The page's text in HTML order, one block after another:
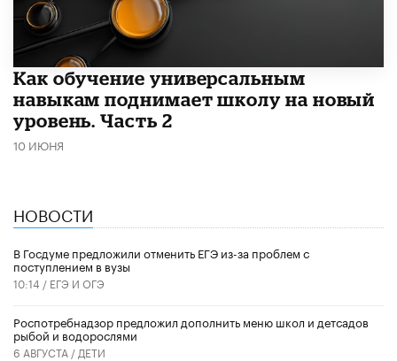
​Как обучение универсальным
навыкам поднимает школу на новый
уровень. Часть 2
10 ИЮНЯ
НОВОСТИ
В Госдуме предложили отменить ЕГЭ из-за проблем с
поступлением в вузы
10:14 / ЕГЭ И ОГЭ
Роспотребнадзор предложил дополнить меню школ и детсадов
рыбой и водорослями
6 АВГУСТА / ДЕТИ